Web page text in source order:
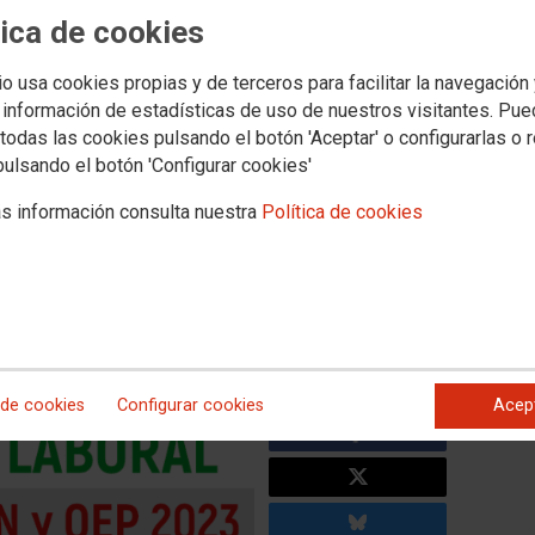
de cookies
usa cookies propias y de terceros para facilitar la navegación
de estadísticas de uso de nuestros visitantes.
las cookies pulsando el botón 'Aceptar' o configurarlas o
el botón 'Configurar cookies'
información consulta nuestra Política de cookies
cookies Configurar cookies
las Oposiciones Categorías Oposiciones - Ayudante de cocina Ayt
Publicada la fecha, lugar y
de la primera pruebas
y de estabilización
de la JCCM